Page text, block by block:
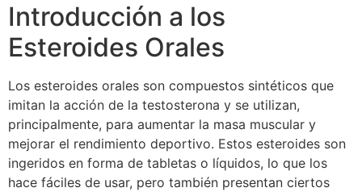
Introducción a los
Esteroides Orales
Los esteroides orales son compuestos sintéticos que
imitan la acción de la testosterona y se utilizan,
principalmente, para aumentar la masa muscular y
mejorar el rendimiento deportivo. Estos esteroides son
ingeridos en forma de tabletas o líquidos, lo que los
hace fáciles de usar, pero también presentan ciertos